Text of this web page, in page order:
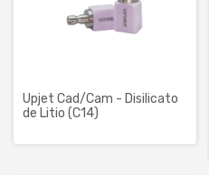
Upjet Cad/Cam - Disilicato
de Litio (C14)